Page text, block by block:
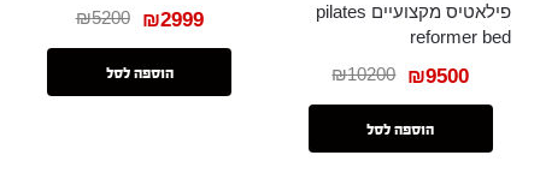
פילאטיס מקצועיים pilates
reformer bed
₪10200 ₪9500
הוספה לסל
₪5200 ₪2999
הוספה לסל